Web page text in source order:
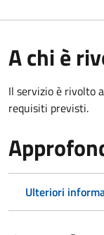
A chi è
Il servizio è rivolto
requisiti previsti.
Ulteriori